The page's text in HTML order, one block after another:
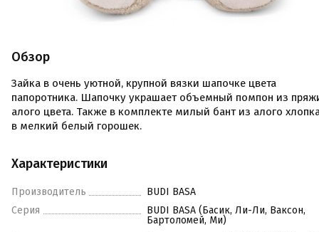
Обзор
Зайка в очень уютной, крупной вязки шапочке цвета
папоротника. Шапочку украшает объемный помпон из
алого цвета. Также в комплекте милый бант из алого
в мелкий белый горошек.
Характеристики
Производитель
BUDI BASA
Серия
BUDI BASA (Басик, Ли-Ли, Ваксон,
Бартоломей, Ми)